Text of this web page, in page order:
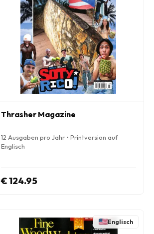
Thrasher Magazine
12 Ausgaben pro Jahr • Printversion auf
Englisch
€ 124.95
Englisch